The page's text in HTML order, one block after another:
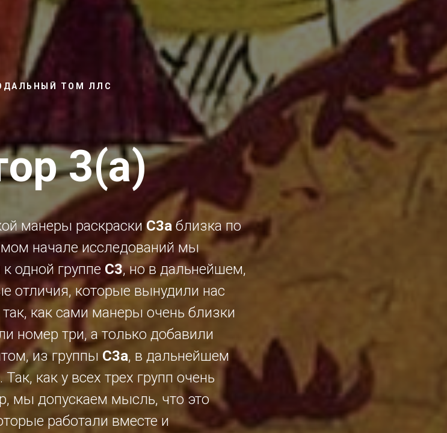
ТОМ ЛЛС
3(а)
манеры раскраски С3аблизка по
начале исследований мы
одной группе С3, но в дальнейшем,
отличия, которые вынудили нас
так, как сами манеры очень близки
номер три, а только добавили
из группы С3а, в дальнейшем
. Так, как у всех трех групп очень
мы допускаем мысль, что это
работали вместе и